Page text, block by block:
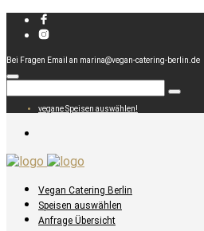
Bei Fragen Email an marina@vegan-catering-berlin.de
vegane Speisen auswählen!
Vegan Catering Berlin
Speisen auswählen
Anfrage Übersicht